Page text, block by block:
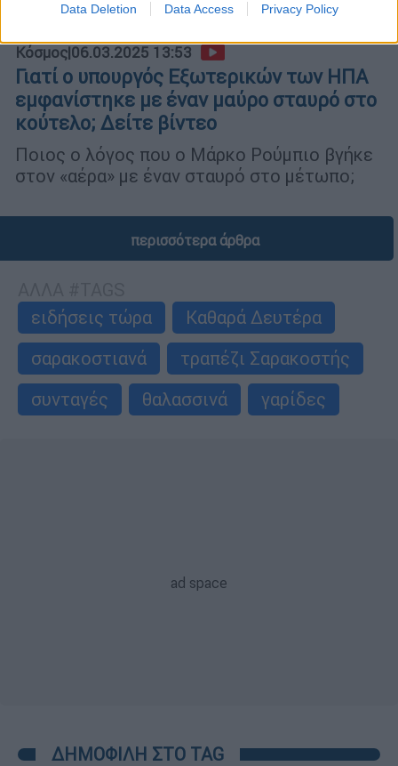
Data Deletion Data Access Privacy Policy
Κόσμος|06.03.2025 13:53
Γιατί ο υπουργός Εξωτερικών των ΗΠΑ
εμφανίστηκε με έναν μαύρο σταυρό στο
κούτελο; Δείτε βίντεο
Ποιος ο λόγος που ο Μάρκο Ρούμπιο βγήκε
στον «αέρα» με έναν σταυρό στο μέτωπο;
περισσότερα άρθρα
ειδήσεις τώρα
Καθαρά Δευτέρα
σαρακοστιανά
τραπέζι Σαρακοστής
συνταγές
θαλασσινά γαρίδες
ΔΗΜΟΦΙΛΗ ΣΤΟ TAG